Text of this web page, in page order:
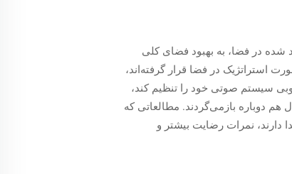
شده در فضا، به بهبود فضای کلی
در فضا قرار گرفته‌اند،
سیستم صوتی خود را تنظیم کند،
هم دوباره بازمی‌گردند. مطالعاتی که
دارند، نمرات رضایت بیشتر و